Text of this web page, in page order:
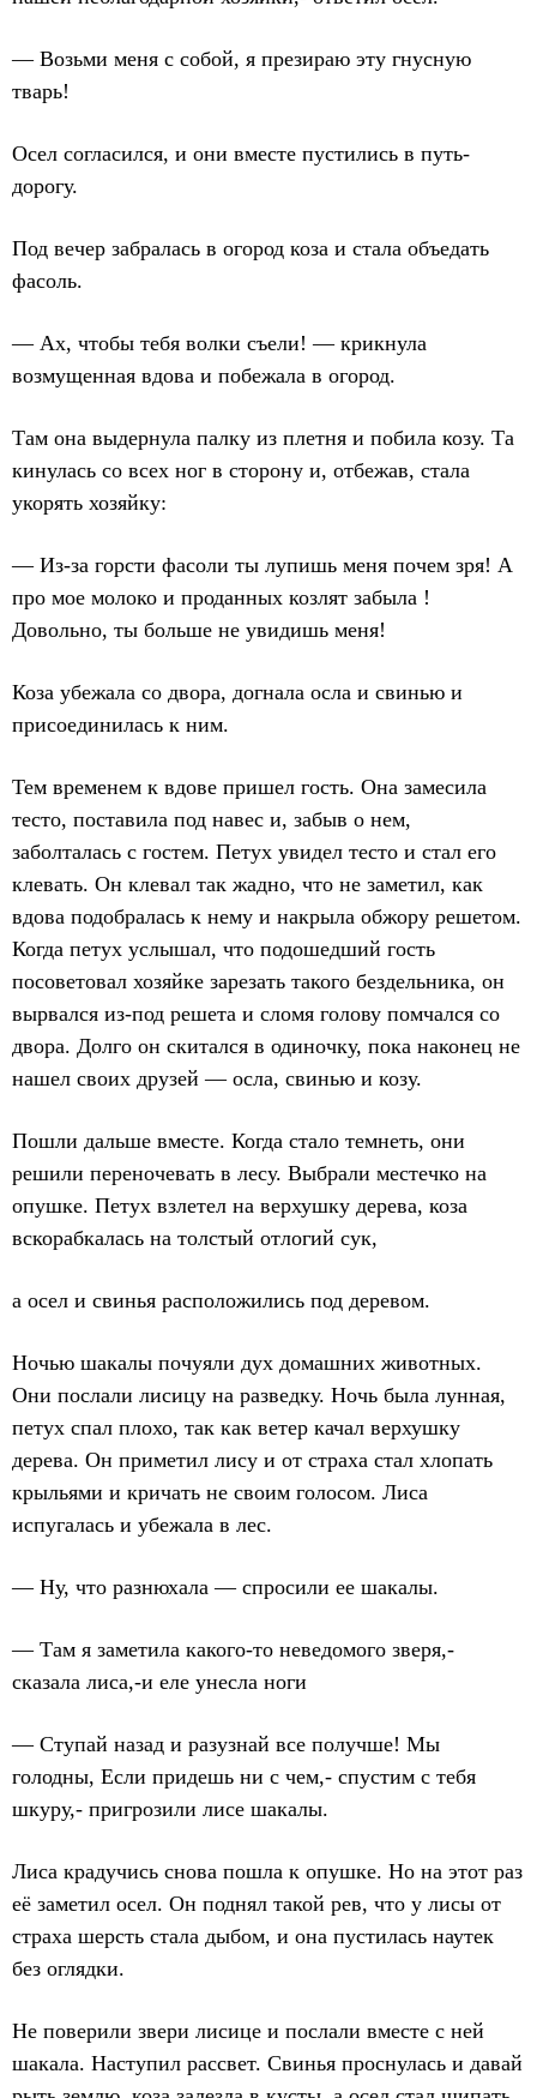
— Возьми меня с собой, я презираю эту гнусную
тварь!
Осел согласился, и они вместе пустились в путь-
дорогу.
Под вечер забралась в огород коза и стала объедать
фасоль.
— Ах, чтобы тебя волки съели! — крикнула
возмущенная вдова и побежала в огород.
Там она выдернула палку из плетня и побила козу. Та
кинулась со всех ног в сторону и, отбежав, стала
укорять хозяйку:
— Из-за горсти фасоли ты лупишь меня почем зря! А
про мое молоко и проданных козлят забыла !
Довольно, ты больше не увидишь меня!
Коза убежала со двора, догнала осла и свинью и
присоединилась к ним.
Тем временем к вдове пришел гость. Она замесила
тесто, поставила под навес и, забыв о нем,
заболталась с гостем. Петух увидел тесто и стал его
клевать. Он клевал так жадно, что не заметил, как
вдова подобралась к нему и накрыла обжору решетом.
Когда петух услышал, что подошедший гость
посоветовал хозяйке зарезать такого бездельника, он
вырвался из-под решета и сломя голову помчался со
двора. Долго он скитался в одиночку, пока наконец не
нашел своих друзей — осла, свинью и козу.
Пошли дальше вместе. Когда стало темнеть, они
решили переночевать в лесу. Выбрали местечко на
опушке. Петух взлетел на верхушку дерева, коза
вскорабкалась на толстый отлогий сук,
а осел и свинья расположились под деревом.
Ночью шакалы почуяли дух домашних животных.
Они послали лисицу на разведку. Ночь была лунная,
петух спал плохо, так как ветер качал верхушку
дерева. Он приметил лису и от страха стал хлопать
крыльями и кричать не своим голосом. Лиса
испугалась и убежала в лес.
— Ну, что разнюхала — спросили ее шакалы.
— Там я заметила какого-то неведомого зверя,-
сказала лиса,-и еле унесла ноги
— Ступай назад и разузнай все получше! Мы
голодны, Если придешь ни с чем,- спустим с тебя
шкуру,- пригрозили лисе шакалы.
Лиса крадучись снова пошла к опушке. Но на этот раз
её заметил осел. Он поднял такой рев, что у лисы от
страха шерсть стала дыбом, и она пустилась наутек
без оглядки.
Не поверили звери лисице и послали вместе с ней
шакала. Наступил рассвет. Свинья проснулась и давай